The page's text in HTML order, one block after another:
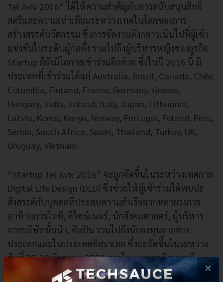
Tel Aviv 2016” ได้ให้ความสำคัญกับการสนับสนุนสิทธิ
สตรีและความเท่าเทียมระหว่างเทศในโลกของการ
สร้างสรรค์นวัตกรรม ซึ่งการจัดงานดังกล่าวเน้นไปที่ผู้เข้า
แข่งขันในระดับผู้ก่อตั่ง รวมไปถึงผู้บริหารหญิงของธุรกิจ
Startup ก็ยังมีโอกาสเข้าร่วมอีกด้วย ซึ่งในปี 2016 นี้ มี
ประเทศที่เข้าร่วมได้แก่ Australia, Brazil, Canada, Chile,
Columbia, Finland, France, Germany, Greece,
Hungary, India, Ireland, Italy, Japan, Lithuania,
Latvia, Korea, Kenya, Norway, Portugal, Poland, Peru,
Serbia, South Africa, Spain, Thailand, Turkey, UK,
Uruguay, Vietnam
“Startup Tel Aviv 2016” จะถูกจัดขึ้นในระหว่างเทศกาล
Digital Life Design (DLD) ซึ่งช่วยให้ผู้เข้าร่วมได้พบปะ
สังสรรค์กับบุคคลที่ประสบความสำเร็จจากหลายวงการ
อาทิ วงการไอที, ดีไซน์เนอร์, นักสังคมศาสตร์, ผู้บริหาร
จากบริษัทชั้นนำ, ศิลปิน รวมไปถึงนักลงทุนจากต่าง
ประเทศและในประเทศอิสราเอล ซึ่งจะจัดขึ้นในระหว่าง
วันที่ 25-29 กันยายน 2559 ภายในเทศกาลดังกล่าวมี
กิจกรรมที่น่าสนใจมากมาย อาทิ Digital, Technology,
×